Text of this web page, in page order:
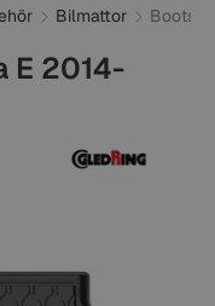
Bilmattor
E 2014-